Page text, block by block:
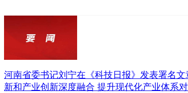
河南省委书记刘宁在《科技日报》发表署名文
新和产业创新深度融合 提升现代化产业体系